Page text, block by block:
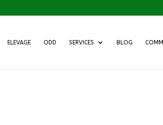
ELEVAGE ODD SERVICES BLOG